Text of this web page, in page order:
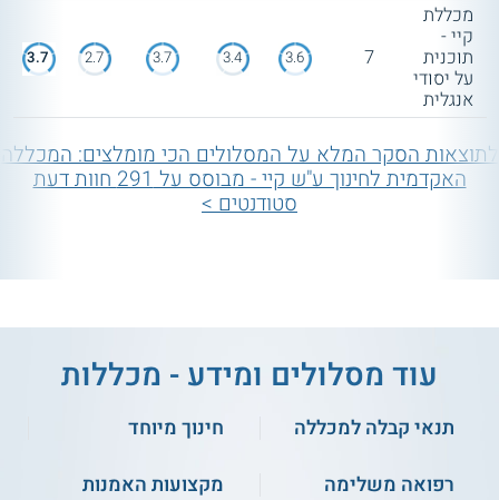
מכללת
קיי -
תוכנית
על יסודי
אנגלית
7
3.6
3.4
3.7
2.7
3.7
לתוצאות הסקר המלא על המסלולים הכי מומלצים: המכללה
האקדמית לחינוך ע"ש קיי - מבוסס על 291 חוות דעת
סטודנטים >
עוד מסלולים ומידע - מכללות
תנאי קבלה למכללה
חינוך מיוחד
רפואה משלימה
מקצועות האמנות